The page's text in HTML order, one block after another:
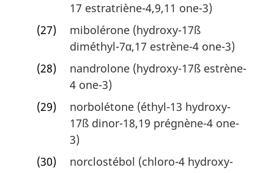
17 estratriène-4,9,11 one-3)
(27)
mibolérone (hydroxy-17ß
diméthyl-7α,17 estrène-4 one-3)
(28)
nandrolone (hydroxy-17ß estrène-
4 one-3)
(29)
norbolétone (éthyl-13 hydroxy-
17ß dinor-18,19 prégnène-4 one-
3)
(30)
norclostébol (chloro-4 hydroxy-